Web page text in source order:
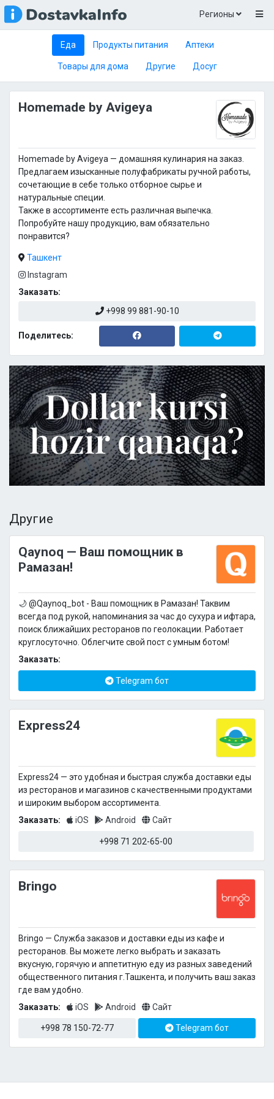
Регионы
Еда Продукты питания Аптеки
Товары для дома Другие Досуг
Homemade by Avigeya
Homemade by Avigeya — домашняя кулинария на заказ.
Предлагаем изысканные полуфабрикаты ручной работы,
сочетающие в себе только отборное сырье и
натуральные специи.
Также в ассортименте есть различная выпечка.
Попробуйте нашу продукцию, вам обязательно
понравится?
Ташкент
Instagram
Заказать:
+998 99 881-90-10
Поделитесь:
Другие
Qaynoq — Ваш помощник в
Рамазан!
🌙 @Qaynoq_bot - Ваш помощник в Рамазан! Таквим
всегда под рукой, напоминания за час до сухура и ифтара,
поиск ближайших ресторанов по геолокации. Работает
круглосуточно. Облегчите свой пост с умным ботом!
Заказать:
Telegram бот
Express24
Express24 — это удобная и быстрая служба доставки еды
из ресторанов и магазинов с качественными продуктами
и широким выбором ассортимента.
Заказать:
iOS Android Сайт
+998 71 202-65-00
Bringo
Bringo — Cлужба заказов и доставки еды из кафе и
ресторанов. Вы можете легко выбрать и заказать
вкусную, горячую и аппетитную еду из разных заведений
общественного питания г.Ташкента, и получить ваш заказ
где вам удобно.
Заказать:
iOS Android Сайт
+998 78 150-72-77 Telegram бот